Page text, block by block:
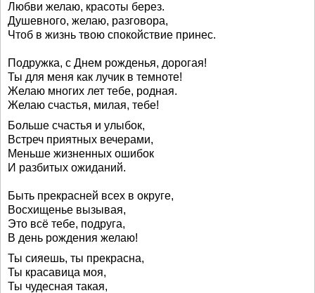
Любви желаю, красоты берез.
Душевного, желаю, разговора,
Чтоб в жизнь твою спокойствие принес.
Подружка, с Днем рожденья, дорогая!
Ты для меня как лучик в темноте!
Желаю многих лет тебе, родная.
Желаю счастья, милая, тебе!
Больше счастья и улыбок,
Встреч приятных вечерами,
Меньше жизненных ошибок
И разбитых ожиданий.
Быть прекрасней всех в округе,
Восхищенье вызывая,
Это всё тебе, подруга,
В день рождения желаю!
Ты сияешь, ты прекрасна,
Ты красавица моя,
Ты чудесная такая,